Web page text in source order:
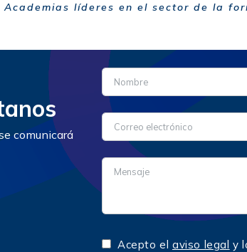
Academias líderes en el sector de la
comunicará
Acepto el aviso legal y